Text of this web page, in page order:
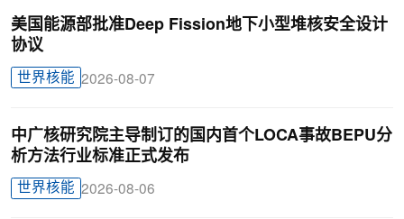
美国能源部批准Deep Fission地下小型堆核安全设计
协议
世界核能 2026-08-07
中广核研究院主导制订的国内首个LOCA事故BEPU分
析方法行业标准正式发布
世界核能 2026-08-06